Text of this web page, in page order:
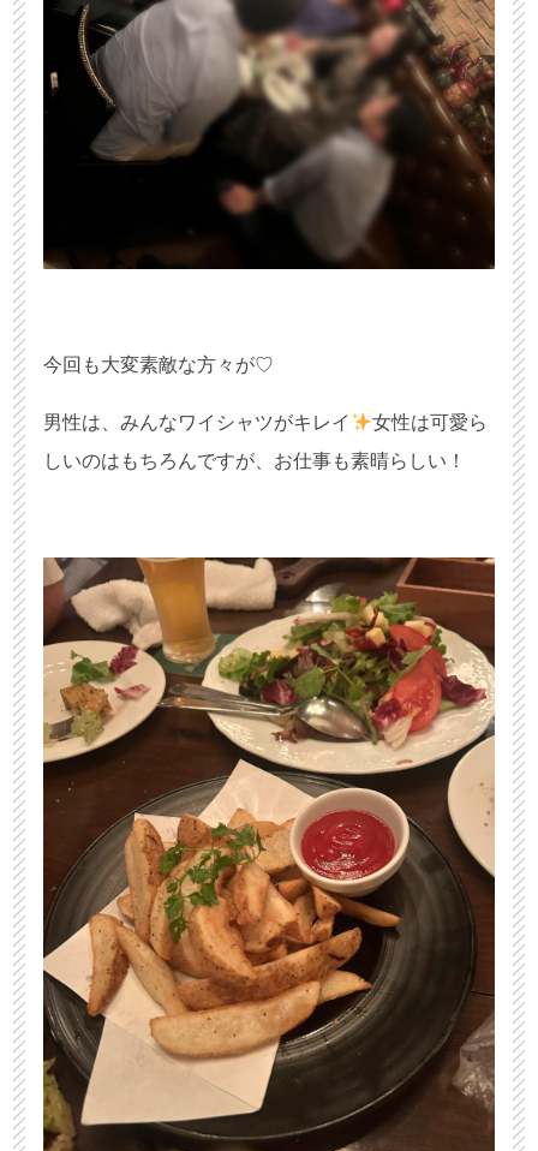
今回も大変素敵な方々が♡
男性は、みんなワイシャツがキレイ
女性は可愛ら
しいのはもちろんですが、お仕事も素晴らしい！